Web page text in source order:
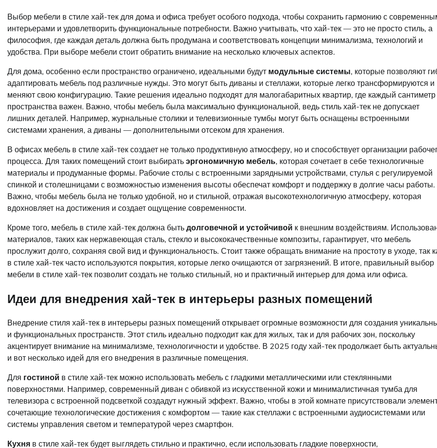
Выбор мебели в стиле хай-тек для дома и офиса требует особого подхода, чтобы сохранить гармонию с
интерьерами и удовлетворить функциональные потребности. Важно учитывать, что хай-тек — это не просто стиль, а
философия, где каждая деталь должна быть продумана и соответствовать концепции минимализма, технологий и
удобства. При выборе мебели стоит обратить внимание на несколько ключевых аспектов.
Для дома, особенно если пространство ограничено, идеальными будут модульные системы, которые позволяют
адаптировать мебель под различные нужды. Это могут быть диваны и стеллажи, которые легко трансформируются и
меняют свою конфигурацию. Такие решения идеально подходят для малогабаритных квартир, где каждый сантиметр
пространства важен. Важно, чтобы мебель была максимально функциональной, ведь стиль хай-тек не допускает
лишних деталей. Например, журнальные столики и телевизионные тумбы могут быть оснащены встроенными
системами хранения, а диваны — дополнительными отсеком для хранения.
В офисах мебель в стиле хай-тек создает не только продуктивную атмосферу, но и способствует организации
процесса. Для таких помещений стоит выбирать эргономичную мебель, которая сочетает в себе технологичные
материалы и продуманные формы. Рабочие столы с встроенными зарядными устройствами, стулья с регулируемой
спинкой и столешницами с возможностью изменения высоты обеспечат комфорт и поддержку в долгие часы работы.
Важно, чтобы мебель была не только удобной, но и стильной, отражая высокотехнологичную атмосферу, которая
вдохновляет на достижения и создает ощущение современности.
Кроме того, мебель в стиле хай-тек должна быть долговечной и устойчивой к внешним воздействиям.
материалов, таких как нержавеющая сталь, стекло и высококачественные композиты, гарантирует, что мебель
прослужит долго, сохраняя свой вид и функциональность. Стоит также обращать внимание на простоту в уходе, так
в стиле хай-тек часто используются покрытия, которые легко очищаются от загрязнений. В итоге, правильный выбор
мебели в стиле хай-тек позволит создать не только стильный, но и практичный интерьер для дома или офиса.
Идеи для внедрения хай-тек в интерьеры разных помещений
Внедрение стиля хай-тек в интерьеры разных помещений открывает огромные возможности для создания
и функциональных пространств. Этот стиль идеально подходит как для жилых, так и для рабочих зон, поскольку
акцентирует внимание на минимализме, технологичности и удобстве. В 2025 году хай-тек продолжает быть
и вот несколько идей для его внедрения в различные помещения.
Для гостиной в стиле хай-тек можно использовать мебель с гладкими металлическими или стеклянными
поверхностями. Например, современный диван с обивкой из искусственной кожи и минималистичная тумба для
телевизора с встроенной подсветкой создадут нужный эффект. Важно, чтобы в этой комнате присутствовали
сочетающие технологические достижения с комфортом — такие как стеллажи с встроенными аудиосистемами или
системы управления светом и температурой через смартфон.
Кухня в стиле хай-тек будет выглядеть стильно и практично, если использовать гладкие поверхности,